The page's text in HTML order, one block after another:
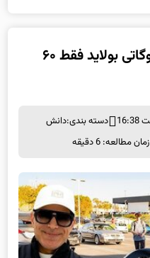
لاستیک‌های ۶۵۰ میلیونی بوگاتی بولاید فقط ۶۰
دسته بندی:دانش
زمان مطالعه: 6 دقیقه